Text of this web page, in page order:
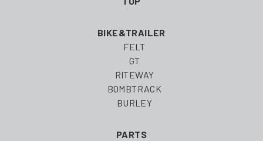
BIKE&TRAILER
FELT
GT
RITEWAY
BOMBTRACK
BURLEY
PARTS